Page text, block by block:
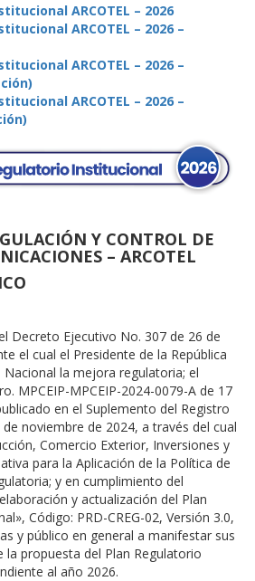
ARCOTEL – 2026
ARCOTEL – 2026 –
ARCOTEL – 2026 –
ARCOTEL – 2026 –
Y CONTROL DE
– ARCOTEL
Decreto Ejecutivo No. 307 de 26 de
el cual el Presidente de la República
la mejora regulatoria; el
MPCEIP-MPCEIP-2024-0079-A de 17
en el Suplemento del Registro
noviembre de 2024, a través del cual
Comercio Exterior, Inversiones y
para la Aplicación de la Política de
y en cumplimiento del
y actualización del Plan
Código: PRD-CREG-02, Versión 3.0,
y público en general a manifestar sus
la propuesta del Plan Regulatorio
al año 2026.